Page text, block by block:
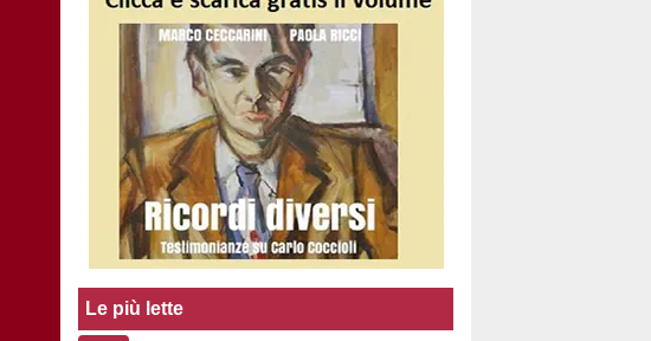
Le più lette